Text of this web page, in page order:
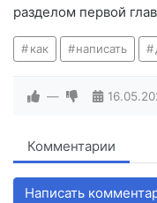
разделом первой
как написать
—
Комментарии
Написать